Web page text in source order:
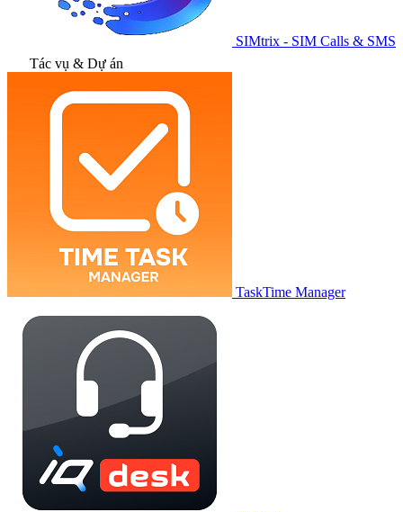
SIMtrix - SIM Calls & SMS
Tác vụ & Dự án
TaskTime Manager